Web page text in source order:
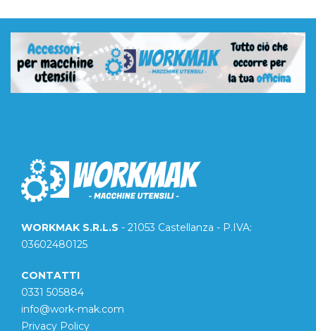
WORKMAK S.R.L.S - 21053 Castellanza - P.IVA:
03602480125
CONTATTI
0331 505884
info@work-mak.com
Privacy Policy